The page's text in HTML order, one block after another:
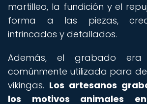
martilleo, la fundición y el
forma a las piezas,
intrincados y detallados.
Además, el grabado era
comúnmente utilizada para
vikingas. Los artesanos
los motivos animales